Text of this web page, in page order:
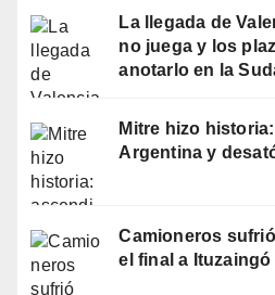
La llegada de
no juega y los
anotarlo en la
Mitre hizo
Argentina y
Camioneros
el final a Ituzaingó